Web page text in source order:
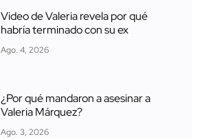
Video de Valeria revela por qué
habría terminado con su ex
Ago. 4, 2026
¿Por qué mandaron a asesinar a
Valeria Márquez?
Ago. 3, 2026